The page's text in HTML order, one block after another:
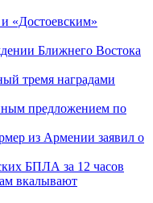
«Достоевским»
Ближнего Востока
тремя наградами
предложением по
из Армении заявил о
БПЛА за 12 часов
вкалывают